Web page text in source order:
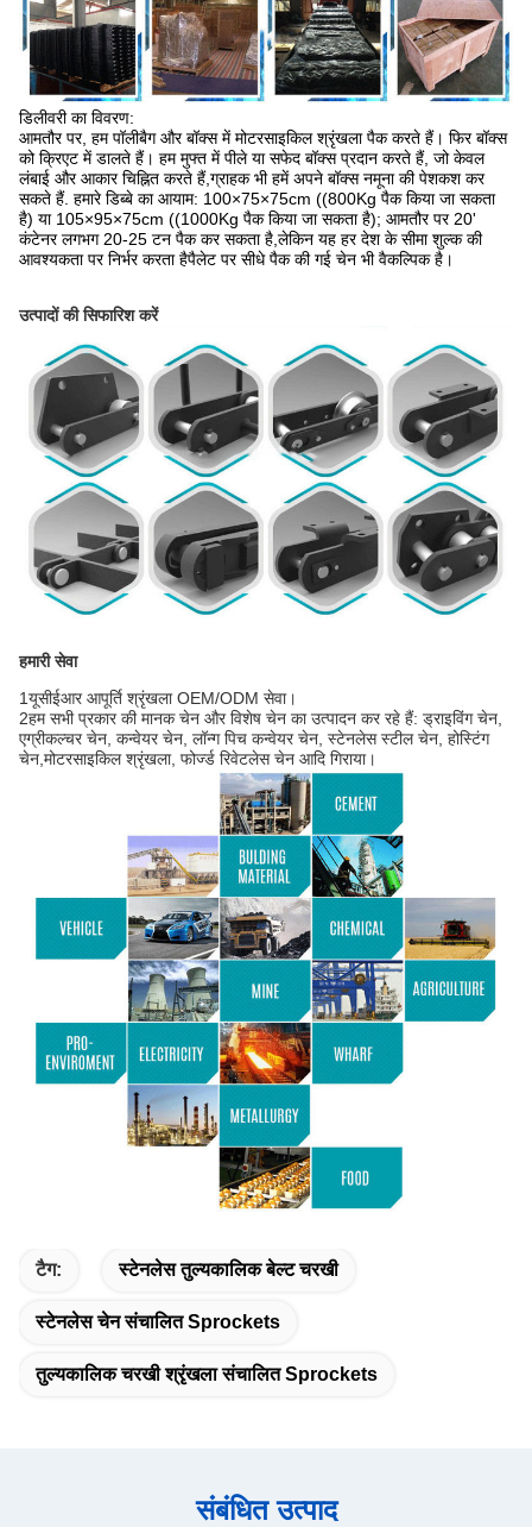
डिलीवरी का विवरण:
आमतौर पर, हम पॉलीबैग और बॉक्स में मोटरसाइकिल श्रृंखला पैक करते हैं। फिर बॉक्स
को क्रिएट में डालते हैं। हम मुफ्त में पीले या सफेद बॉक्स प्रदान करते हैं, जो केवल
लंबाई और आकार चिह्नित करते हैं,ग्राहक भी हमें अपने बॉक्स नमूना की पेशकश कर
सकते हैं. हमारे डिब्बे का आयाम: 100×75×75cm ((800Kg पैक किया जा सकता
है) या 105×95×75cm ((1000Kg पैक किया जा सकता है); आमतौर पर 20'
कंटेनर लगभग 20-25 टन पैक कर सकता है,लेकिन यह हर देश के सीमा शुल्क की
आवश्यकता पर निर्भर करता हैपैलेट पर सीधे पैक की गई चेन भी वैकल्पिक है।
उत्पादों की सिफारिश करें
हमारी सेवा
1यूसीईआर आपूर्ति श्रृंखला OEM/ODM सेवा।
2हम सभी प्रकार की मानक चेन और विशेष चेन का उत्पादन कर रहे हैं: ड्राइविंग चेन,
एग्रीकल्चर चेन, कन्वेयर चेन, लॉन्ग पिच कन्वेयर चेन, स्टेनलेस स्टील चेन, होस्टिंग
चेन,मोटरसाइकिल श्रृंखला, फोर्ज्ड रिवेटलेस चेन आदि गिराया।
टैग: स्टेनलेस तुल्यकालिक बेल्ट चरखी
स्टेनलेस चेन संचालित Sprockets
तुल्यकालिक चरखी श्रृंखला संचालित Sprockets
संबंधित उत्पाद